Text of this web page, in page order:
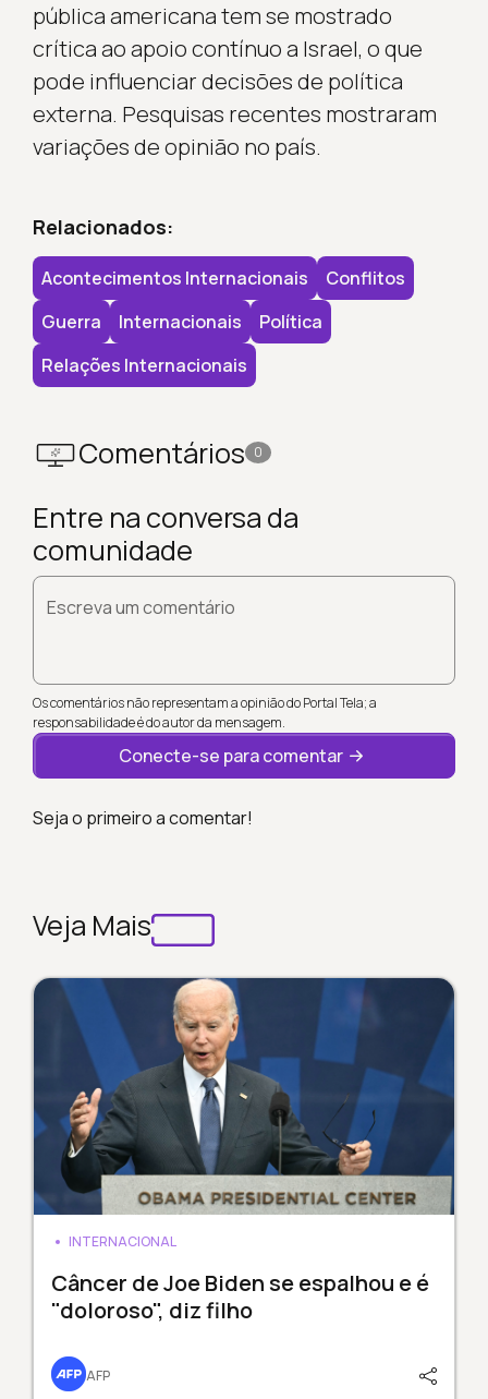
pública americana tem se mostrado
crítica ao apoio contínuo a Israel, o que
pode influenciar decisões de política
externa. Pesquisas recentes mostraram
variações de opinião no país.
Relacionados:
Acontecimentos Internacionais
Conflitos
Guerra
Internacionais
Política
Relações Internacionais
Comentários 0
Entre na conversa da
comunidade
Escreva um comentário
Os comentários não representam a opinião do Portal Tela; a
responsabilidade é do autor da mensagem.
Conecte-se para comentar
Seja o primeiro a comentar!
Veja Mais
INTERNACIONAL
Câncer de Joe Biden se espalhou e é
"doloroso", diz filho
AFP